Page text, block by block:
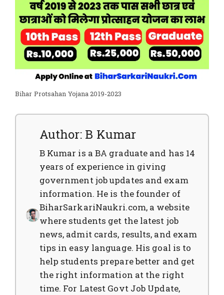
Bihar Protsahan Yojana 2019-2023
Author: B Kumar
B Kumar is a BA graduate and has 14
years of experience in giving
government job updates and exam
information. He is the founder of
BiharSarkariNaukri.com, a website
where students get the latest job
news, admit cards, results, and exam
tips in easy language. His goal is to
help students prepare better and get
the right information at the right
time. For Latest Govt Job Update,